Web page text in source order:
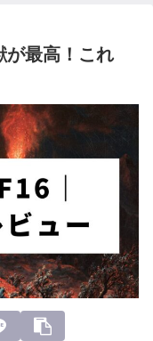
が最高！これ